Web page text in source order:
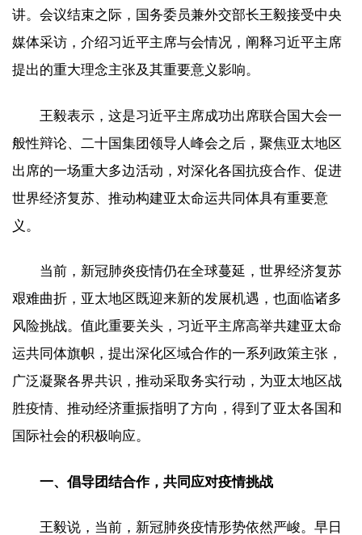
讲。会议结束之际，国务委员兼外交部长王毅接受中央
媒体采访，介绍习近平主席与会情况，阐释习近平主席
提出的重大理念主张及其重要意义影响。
王毅表示，这是习近平主席成功出席联合国大会一
般性辩论、二十国集团领导人峰会之后，聚焦亚太地区
出席的一场重大多边活动，对深化各国抗疫合作、促进
世界经济复苏、推动构建亚太命运共同体具有重要意
义。
当前，新冠肺炎疫情仍在全球蔓延，世界经济复苏
艰难曲折，亚太地区既迎来新的发展机遇，也面临诸多
风险挑战。值此重要关头，习近平主席高举共建亚太命
运共同体旗帜，提出深化区域合作的一系列政策主张，
广泛凝聚各界共识，推动采取务实行动，为亚太地区战
胜疫情、推动经济重振指明了方向，得到了亚太各国和
国际社会的积极响应。
一、倡导团结合作，共同应对疫情挑战
王毅说，当前，新冠肺炎疫情形势依然严峻。早日